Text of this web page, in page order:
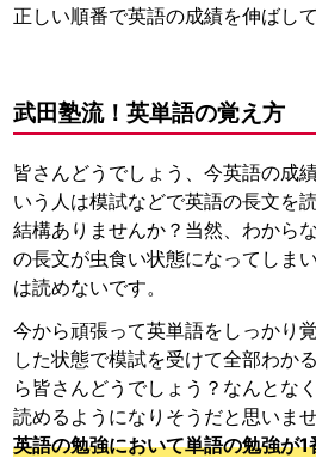
正しい順番で英語の成績を伸ばし
武田塾流！英単語の覚え方
皆さんどうでしょう、今英語の成
いう人は模試などで英語の長文を
結構ありませんか？当然、わから
の長文が虫食い状態になってしま
は読めないです。
今から頑張って英単語をしっかり
した状態で模試を受けて全部わか
ら皆さんどうでしょう？なんとな
読めるようになりそうだと思いま
英語の勉強において単語の勉強が1